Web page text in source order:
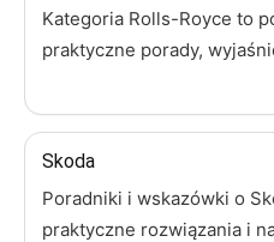
Kategoria Rolls-Royce to
praktyczne porady,
Skoda
Poradniki i wskazówki o
praktyczne rozwiązania i